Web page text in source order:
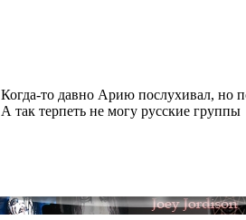
Когда-то давно Арию послухивал, но
А так терпеть не могу русские группы